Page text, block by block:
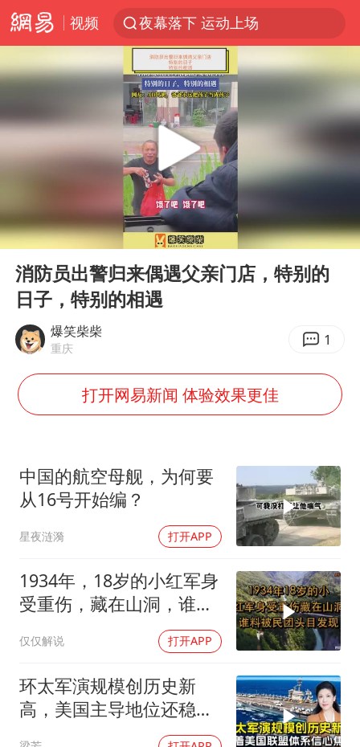
视频
夜幕落下 运动上场
美国将对多晶硅衍生品加征15%关税
泰交通部副部长回应中国人遭歧视手势
泰国校园枪击案死亡人数升至7人
改名后的“青海拉面”店
段绚竞因公牺牲 年仅44岁
70多岁父亲独自坐车到上海看望女儿
“空调24小时开着更省电”不实
985博士后被曝在妻子孕期出轨后续
公司“上四休三”但要降薪1000元
如何把百年大党建设得更加坚强有力？
Play
00:00 00:16
消防员出警归来偶遇父亲门店，特别的
日子，特别的相遇
爆笑柴柴
重庆 1
打开网易新闻 体验效果更佳
中国的航空母舰，为何要
从16号开始编？
星夜涟漪 打开APP
1934年，18岁的小红军身
受重伤，藏在山洞，谁料
仅仅解说 打开APP
环太军演规模创历史新
高，美国主导地位还稳得